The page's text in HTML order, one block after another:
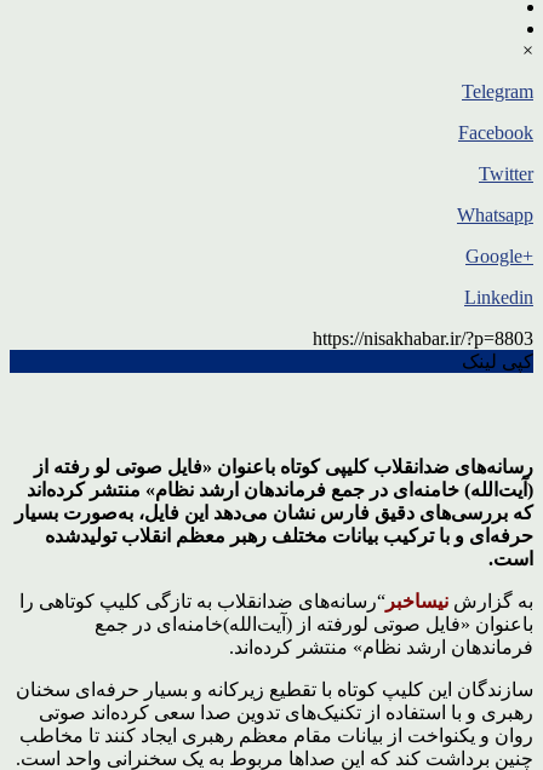
×
Telegram
Facebook
Twitter
Whatsapp
+Google
Linkedin
https://nisakhabar.ir/?p=8803
کپی لینک
رسانه‌های ضدانقلاب کلیپی کوتاه باعنوان «فایل صوتی لو رفته از
(آیت‌الله) خامنه‌ای در جمع فرماندهان ارشد نظام» منتشر کرده‌اند
که بررسی‌های دقیق فارس نشان می‌دهد این فایل، به‌صورت بسیار
حرفه‌ای و با ترکیب بیانات مختلف رهبر معظم انقلاب تولیدشده
است.
به گزارش نیساخبر “رسانه‌های ضدانقلاب به تازگی کلیپ کوتاهی را
باعنوان «فایل صوتی لورفته از (آیت‌الله)خامنه‌ای در جمع
فرماندهان ارشد نظام» منتشر کرده‌اند.
سازندگان این کلیپ کوتاه با تقطیع زیرکانه و بسیار حرفه‌ای سخنان
رهبری و با استفاده از تکنیک‌های تدوین صدا سعی کرده‌اند صوتی
روان و یکنواخت از بیانات مقام معظم رهبری ایجاد کنند تا مخاطب
چنین برداشت کند که این صداها مربوط به یک سخنرانی واحد است.